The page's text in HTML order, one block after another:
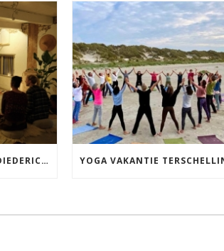
MANTRA ZINGEN MET DIEDERICK IN LEEUWARDEN VRIJDAG 12 JUNI KIRTAN